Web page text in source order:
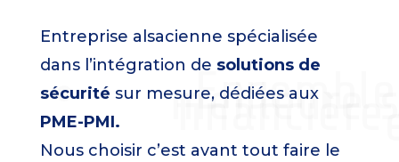
meilleure
Entreprise alsacienne spécialisée
dans l’intégration de solutions de
sécurité sur mesure, dédiées aux
PME-PMI.
Nous choisir c’est avant tout faire le